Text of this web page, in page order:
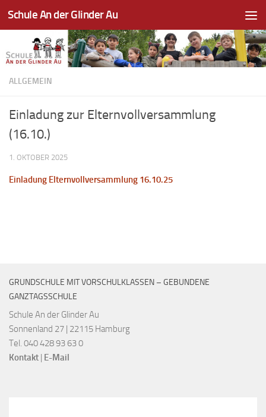
Zum Inhalt springen
Schule An der Glinder Au
ALLGEMEIN
Einladung zur Elternvollversammlung
(16.10.)
1. OKTOBER 2025
Einladung Elternvollversammlung 16.10.25
GRUNDSCHULE MIT VORSCHULKLASSEN – GEBUNDENE
GANZTAGSSCHULE
Schule An der Glinder Au
Sonnenland 27 | 22115 Hamburg
Tel. 040 428 93 63 0
Kontakt | E-Mail